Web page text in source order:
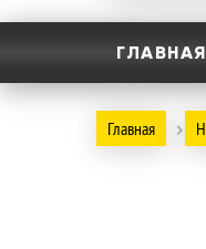
ГЛАВНАЯ
Главная